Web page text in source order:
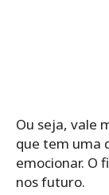
Ou seja, vale
que tem uma
emocionar. O
nos futuro.